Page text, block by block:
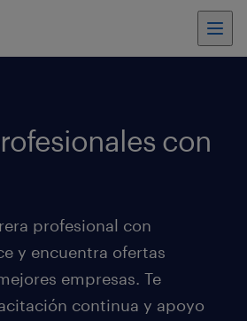
con
profesional con
y encuentra ofertas
empresas. Te
continua y apoyo